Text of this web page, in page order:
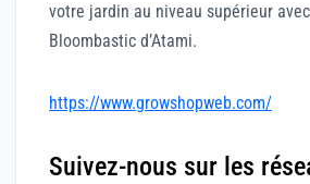
votre jardin au niveau supérieur
Bloombastic d’Atami.
https://www.growshopweb.com/
Suivez-nous sur les